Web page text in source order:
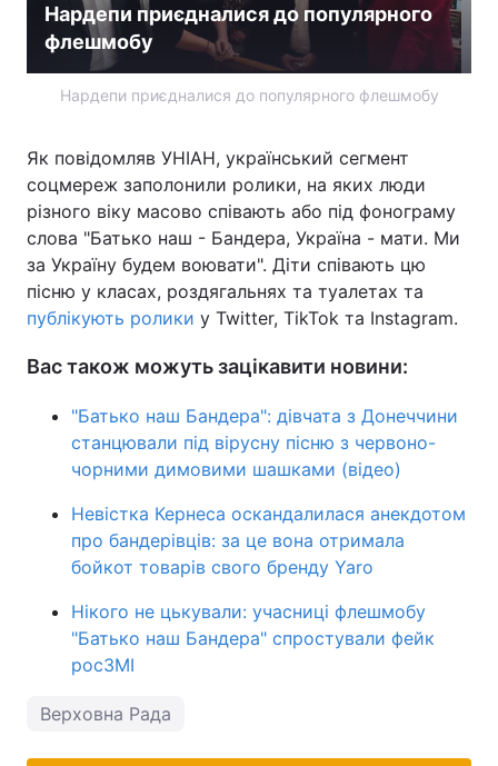
Відео з Youtube Статті
Інтерв'ю Думки
Архів Вакансії
Контакти
Послуги
Нардепи приєдналися до популярного
флешмобу
Нардепи приєдналися до популярного флешмобу
Як повідомляв УНІАН, український сегмент
соцмереж заполонили ролики, на яких люди
різного віку масово співають або під фонограму
слова "Батько наш - Бандера, Україна - мати. Ми
за Україну будем воювати". Діти співають цю
пісню у класах, роздягальнях та туалетах та
публікують ролики у Twitter, TikTok та Instagram.
Вас також можуть зацікавити новини:
"Батько наш Бандера": дівчата з Донеччини
станцювали під вірусну пісню з червоно-
чорними димовими шашками (відео)
Невістка Кернеса оскандалилася анекдотом
про бандерівців: за це вона отримала
бойкот товарів свого бренду Yaro
Нікого не цькували: учасниці флешмобу
"Батько наш Бандера" спростували фейк
росЗМІ
Верховна Рада